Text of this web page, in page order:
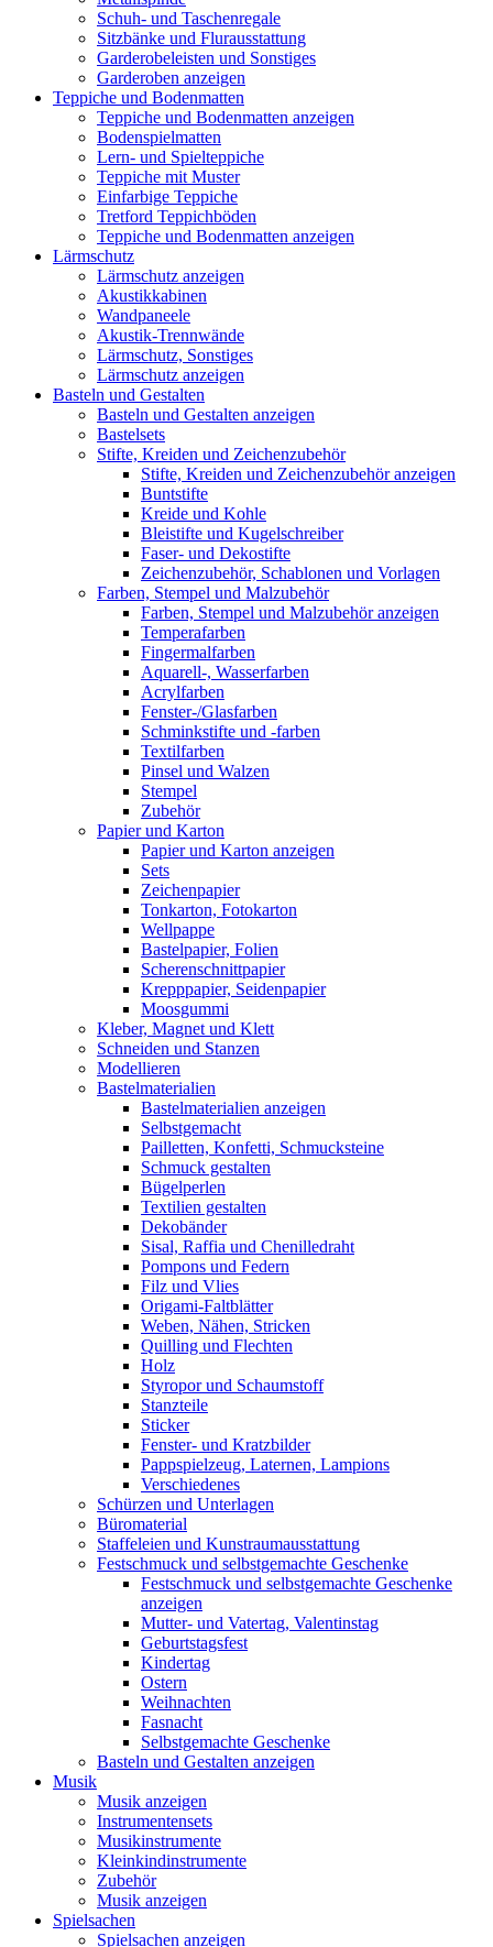
Schuh- und Taschenregale
Sitzbänke und Flurausstattung
Garderobeleisten und Sonstiges
Garderoben anzeigen
Teppiche und Bodenmatten
Teppiche und Bodenmatten anzeigen
Bodenspielmatten
Lern- und Spielteppiche
Teppiche mit Muster
Einfarbige Teppiche
Tretford Teppichböden
Teppiche und Bodenmatten anzeigen
Lärmschutz
Lärmschutz anzeigen
Akustikkabinen
Wandpaneele
Akustik-Trennwände
Lärmschutz, Sonstiges
Lärmschutz anzeigen
Basteln und Gestalten
Basteln und Gestalten anzeigen
Bastelsets
Stifte, Kreiden und Zeichenzubehör
Stifte, Kreiden und Zeichenzubehör anzeigen
Buntstifte
Kreide und Kohle
Bleistifte und Kugelschreiber
Faser- und Dekostifte
Zeichenzubehör, Schablonen und Vorlagen
Farben, Stempel und Malzubehör
Farben, Stempel und Malzubehör anzeigen
Temperafarben
Fingermalfarben
Aquarell-, Wasserfarben
Acrylfarben
Fenster-/Glasfarben
Schminkstifte und -farben
Textilfarben
Pinsel und Walzen
Stempel
Zubehör
Papier und Karton
Papier und Karton anzeigen
Sets
Zeichenpapier
Tonkarton, Fotokarton
Wellpappe
Bastelpapier, Folien
Scherenschnittpapier
Krepppapier, Seidenpapier
Moosgummi
Kleber, Magnet und Klett
Schneiden und Stanzen
Modellieren
Bastelmaterialien
Bastelmaterialien anzeigen
Selbstgemacht
Pailletten, Konfetti, Schmucksteine
Schmuck gestalten
Bügelperlen
Textilien gestalten
Dekobänder
Sisal, Raffia und Chenilledraht
Pompons und Federn
Filz und Vlies
Origami-Faltblätter
Weben, Nähen, Stricken
Quilling und Flechten
Holz
Styropor und Schaumstoff
Stanzteile
Sticker
Fenster- und Kratzbilder
Pappspielzeug, Laternen, Lampions
Verschiedenes
Schürzen und Unterlagen
Büromaterial
Staffeleien und Kunstraumausstattung
Festschmuck und selbstgemachte Geschenke
Festschmuck und selbstgemachte Geschenke
anzeigen
Mutter- und Vatertag, Valentinstag
Geburtstagsfest
Kindertag
Ostern
Weihnachten
Fasnacht
Selbstgemachte Geschenke
Basteln und Gestalten anzeigen
Musik
Musik anzeigen
Instrumentensets
Musikinstrumente
Kleinkindinstrumente
Zubehör
Musik anzeigen
Spielsachen
Spielsachen anzeigen